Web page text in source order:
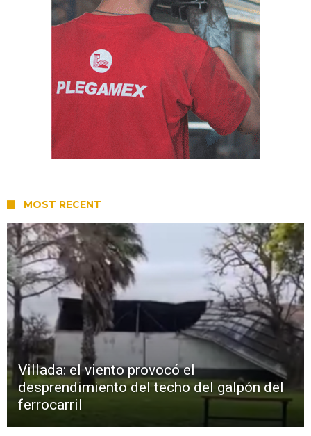
MOST RECENT
Villada: el viento provocó el
desprendimiento del techo del galpón del
ferrocarril